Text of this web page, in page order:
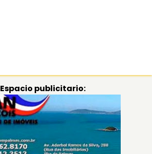
Espacio publicitario: